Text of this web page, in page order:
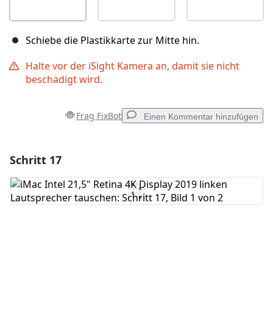
Schiebe die Plastikkarte zur Mitte hin.
Halte vor der iSight Kamera an, damit sie nicht
beschädigt wird.
Frag FixBot Einen Kommentar hinzufügen
Kommentar hinzufügen
Schritt 17